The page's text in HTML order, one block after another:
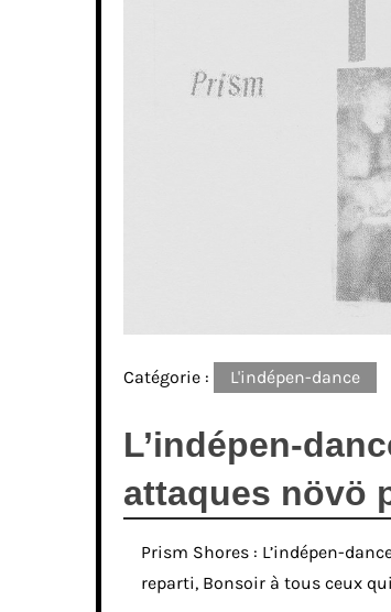
Catégorie : L'indépen-dance
L’indépen-
attaques növö
Prism Shores : L’indépen-
reparti, Bonsoir à tous ceux